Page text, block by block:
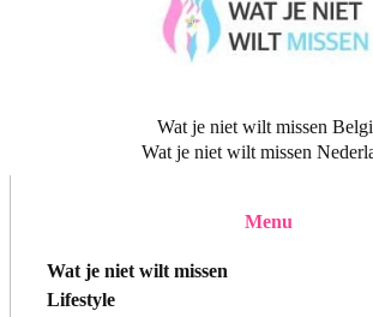
Wat je niet wilt missen
Wat je niet wilt missen
Menu
Wat je niet wilt missen
Lifestyle